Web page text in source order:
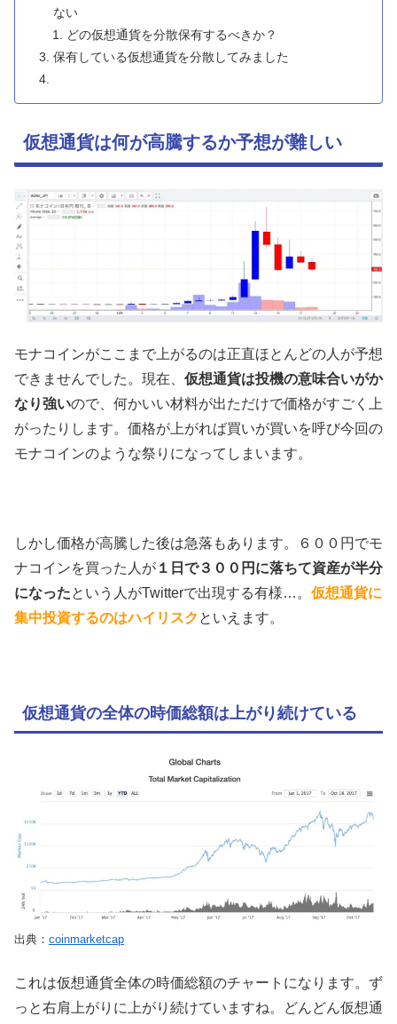
ない
どの仮想通貨を分散保有するべきか？
保有している仮想通貨を分散してみました
仮想通貨は何が高騰するか予想が難しい
モナコインがここまで上がるのは正直ほとんどの人が予想
できませんでした。現在、 仮想通貨は投機の意味合いがか
なり強いので、何かいい材料が出ただけで価格がすごく上
がったりします。価格が上がれば買いが買いを呼び今回の
モナコインのような祭りになってしまいます。
しかし価格が高騰した後は急落もあります。６００円でモ
ナコインを買った人が １日で３００円に落ちて資産が半分
になったという人がTwitterで出現する有様…。 仮想通貨に
集中投資するのはハイリスク といえます。
仮想通貨の全体の時価総額は上がり続けている
出典： coinmarketcap
これは仮想通貨全体の時価総額のチャートになります。ず
っと右肩上がりに上がり続けていますね。どんどん仮想通